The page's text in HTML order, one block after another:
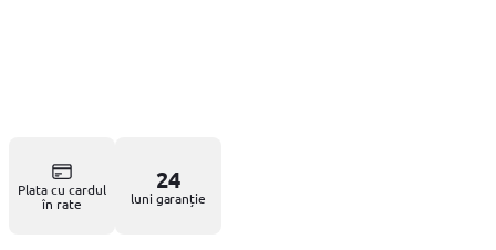
Plata cu cardul
în rate
24
luni garanție